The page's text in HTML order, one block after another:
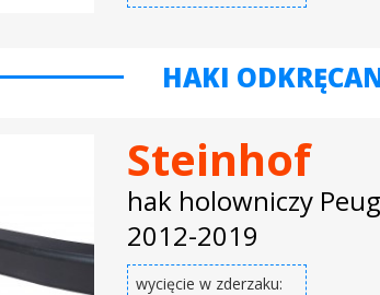
HAKI
Steinhof
hak holowniczy
2012-2019
wycięcie w zderzaku: